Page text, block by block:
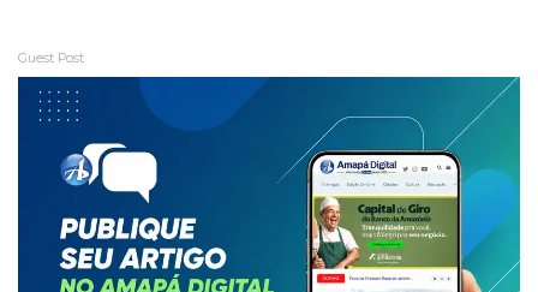
Guest Post